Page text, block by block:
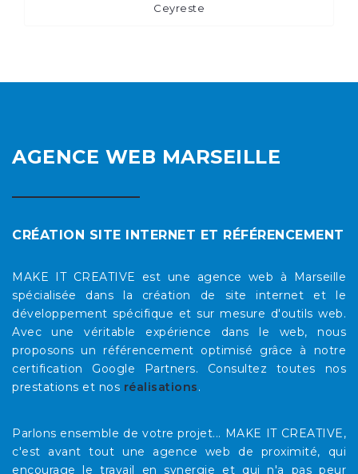
Ceyreste
AGENCE WEB MARSEILLE
CRÉATION SITE INTERNET ET RÉFÉRENCEMENT
MAKE IT CREATIVE est une agence web à Marseille
spécialisée dans la création de site internet et le
développement spécifique et sur mesure d'outils web.
Avec une véritable expérience dans le web, nous
proposons un référencement optimisé grâce à notre
certification Google Partners. Consultez toutes nos
prestations et nos réalisations.
Parlons ensemble de votre projet... MAKE IT CREATIVE,
c'est avant tout une agence web de proximité, qui
encourage le travail en synergie et qui n'a pas peur